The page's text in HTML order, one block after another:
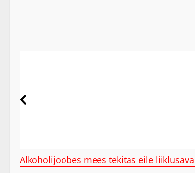
Alkoholijoobes mees tekitas eile